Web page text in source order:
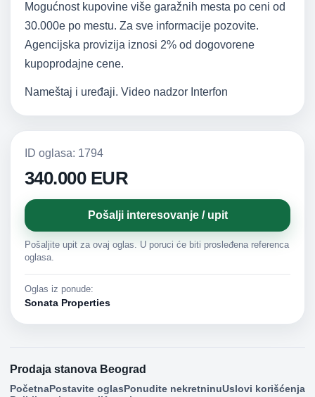
Mogućnost kupovine više garažnih mesta po ceni od
30.000e po mestu. Za sve informacije pozovite.
Agencijska provizija iznosi 2% od dogovorene
kupoprodajne cene.
Nameštaj i uređaji. Video nadzor Interfon
ID oglasa: 1794
340.000 EUR
Pošalji interesovanje / upit
Pošaljite upit za ovaj oglas. U poruci će biti prosleđena referenca
oglasa.
Oglas iz ponude:
Sonata Properties
Prodaja stanova Beograd
PočetnaPostavite oglasPonudite nekretninuUslovi korišćenja